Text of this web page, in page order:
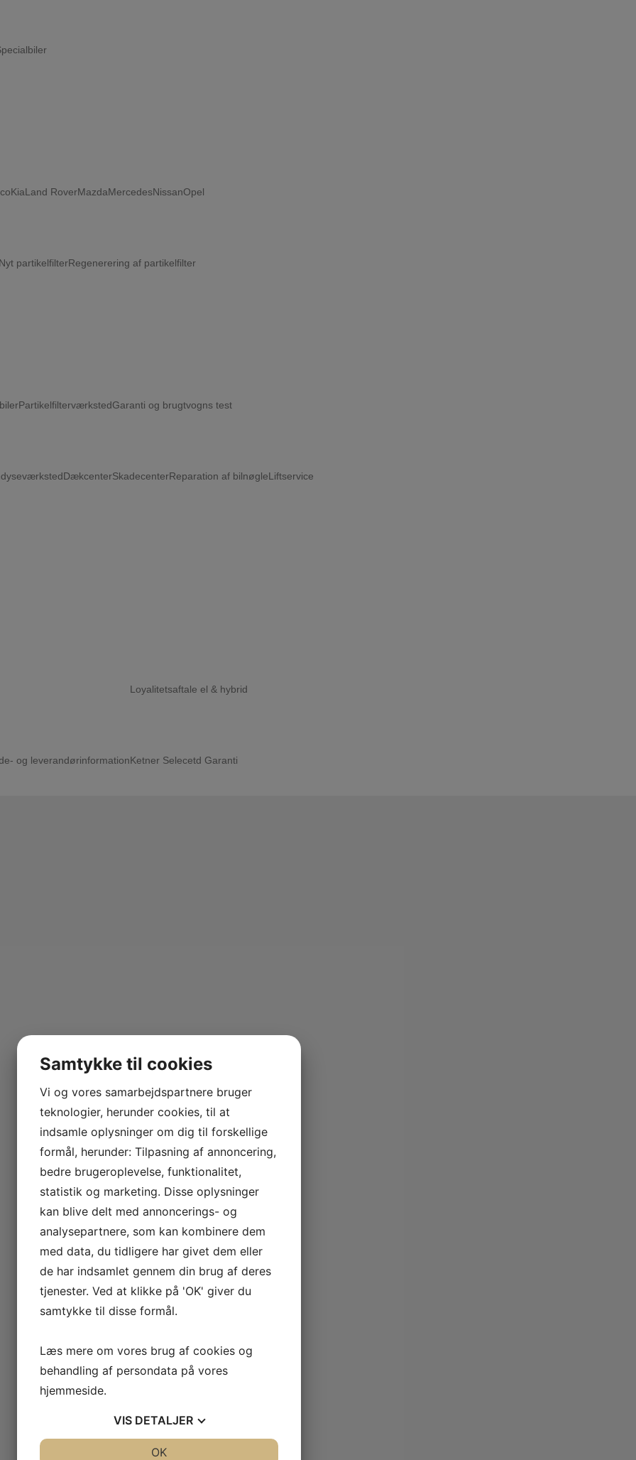
KiaLand RoverMazdaMercedesNissanOpel
Nyt partikelfilterRegenerering af partikelfilter
PartikelfilterværkstedGaranti og brugtvogns test
DækcenterSkadecenterReparation af bilnøgleLiftservice
og leverandørinformation
Loyalitetsaftale el & hybrid
Ketner Selecetd Garanti
Samtykke til cookies
Vi og vores samarbejdspartnere bruger
teknologier, herunder cookies, til at
indsamle oplysninger om dig til forskellige
formål, herunder: Tilpasning af annoncering,
bedre brugeroplevelse, funktionalitet,
statistik og marketing. Disse oplysninger
kan blive delt med annoncerings- og
analysepartnere, som kan kombinere dem
med data, du tidligere har givet dem eller
de har indsamlet gennem din brug af deres
tjenester. Ved at klikke på 'OK' giver du
samtykke til disse formål.
Læs mere om vores brug af cookies og
behandling af persondata på vores
hjemmeside.
VIS DETALJER
OK